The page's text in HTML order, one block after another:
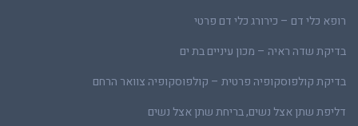
רופא כלי דם – כירורג כלי דם פרטי
בדיקת שדה ראיה – מכון עיניים בת ים
בדיקת קולפוסקופיה פרטית – קולפוסקופיה צוואר הרחם
דליפת שתן אצל נשים, בריחת שתן אצל נשים